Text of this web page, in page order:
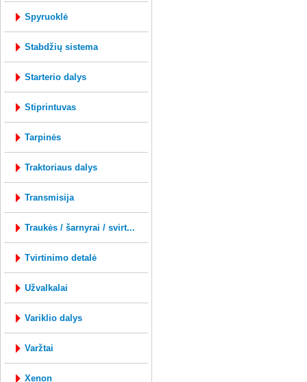
spyruoklė
stabdžių sistema
starterio dalys
stiprintuvas
tarpinės
traktoriaus dalys
transmisija
traukės / šarnyrai / svirt...
tvirtinimo detalė
užvalkalai
variklio dalys
varžtai
xenon